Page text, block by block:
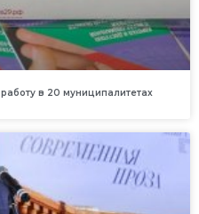
в 20 муниципалитетах